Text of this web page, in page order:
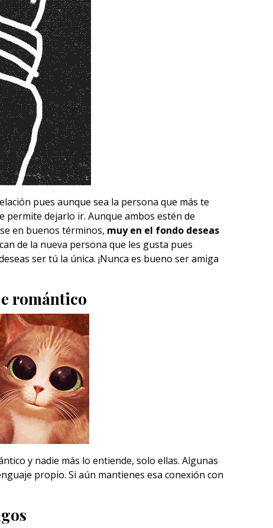
pues aunque sea la persona que más te
permite dejarlo ir. Aunque ambos estén de
en buenos términos, muy en el fondo deseas
de la nueva persona que les gusta pues
ser tú la única. ¡Nunca es bueno ser amiga
romántico
y nadie más lo entiende, solo ellas. Algunas
propio. Si aún mantienes esa conexión con